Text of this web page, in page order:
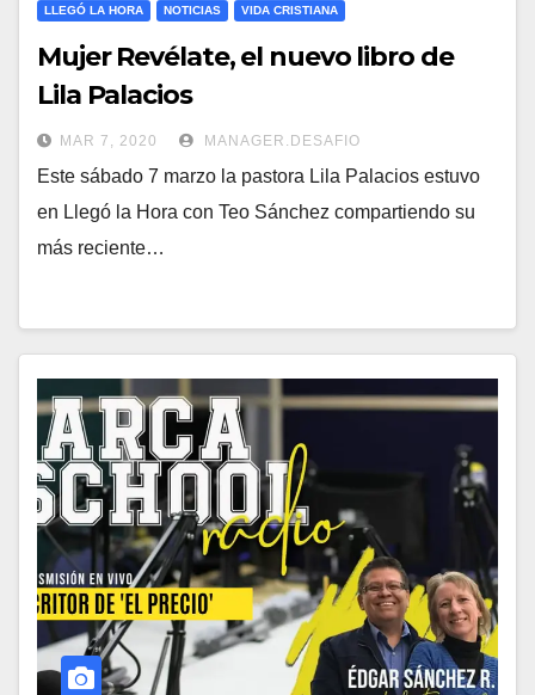
LLEGÓ LA HORA NOTICIAS VIDA CRISTIANA
Mujer Revélate, el nuevo libro de
Lila Palacios
MAR 7, 2020 MANAGER.DESAFIO
Este sábado 7 marzo la pastora Lila Palacios estuvo
en Llegó la Hora con Teo Sánchez compartiendo su
más reciente…